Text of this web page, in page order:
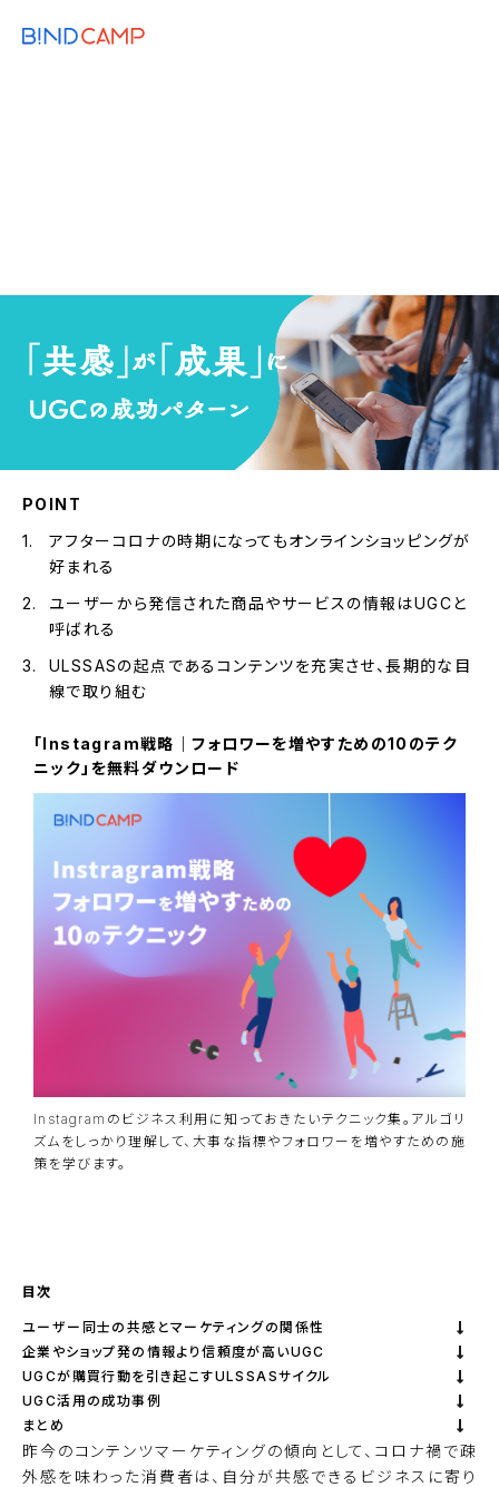
POINT
アフターコロナの時期になってもオンラインショッピングが
好まれる
ユーザーから発信された商品やサービスの情報はUGCと
呼ばれる
ULSSASの起点であるコンテンツを充実させ、長期的な目
線で取り組む
「Instagram戦略｜フォロワーを増やすための10のテク
ニック」を無料ダウンロード
Instagramのビジネス利用に知っておきたいテクニック集。アルゴリ
ズムをしっかり理解して、大事な指標やフォロワーを増やすための施
策を学びます。
目次
ユーザー同士の共感とマーケティングの関係性
企業やショップ発の情報より信頼度が高いUGC
UGCが購買行動を引き起こすULSSASサイクル
UGC活用の成功事例
まとめ
昨今のコンテンツマーケティングの傾向として、コロナ禍で疎
外感を味わった消費者は、自分が共感できるビジネスに寄り